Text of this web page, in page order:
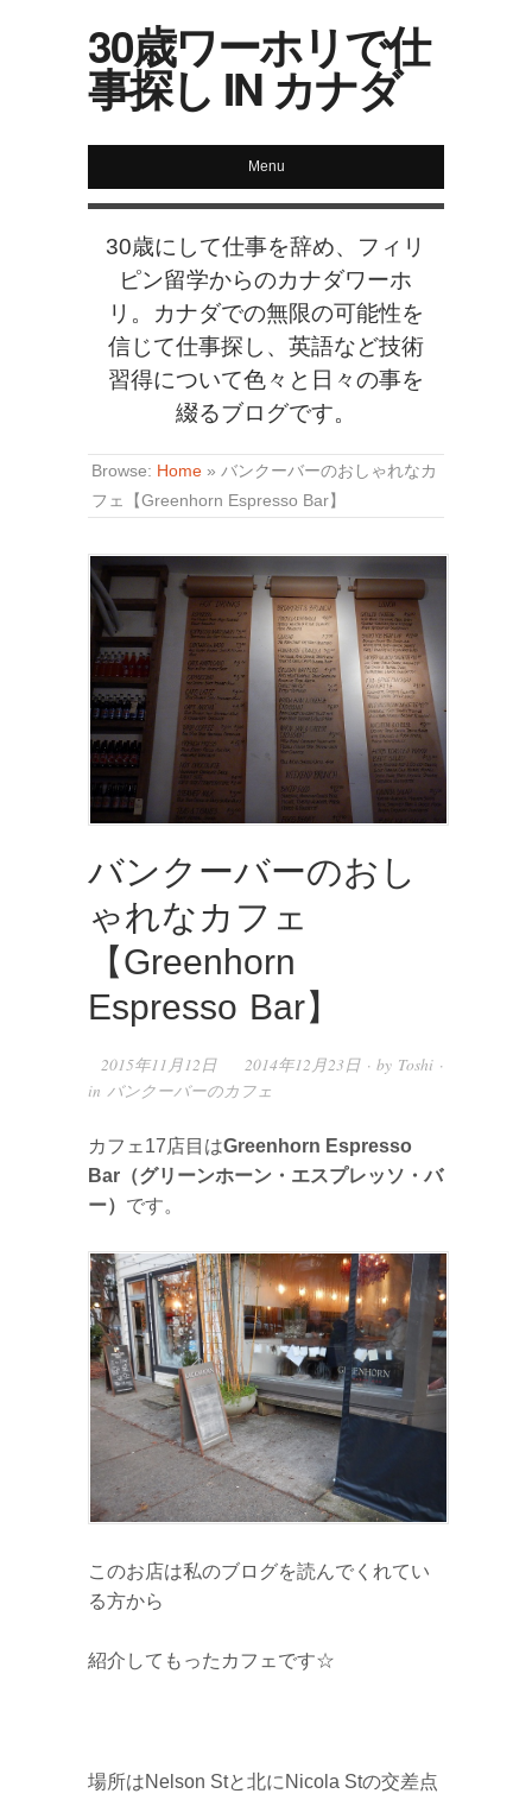
30歳ワーホリで仕
事探し IN カナダ
Menu
30歳にして仕事を辞め、フィリ
ピン留学からのカナダワーホ
リ。カナダでの無限の可能性を
信じて仕事探し、英語など技術
習得について色々と日々の事を
綴るブログです。
Browse: Home » バンクーバーのおしゃれなカ
フェ【Greenhorn Espresso Bar】
バンクーバーのおし
ゃれなカフェ
【Greenhorn
Espresso Bar】
2015年11月12日 2014年12月23日 · by Toshi ·
in バンクーバーのカフェ
カフェ17店目はGreenhorn Espresso
Bar（グリーンホーン・エスプレッソ・バ
ー） です。
このお店は私のブログを読んでくれてい
る方から
紹介してもったカフェです☆
場所はNelson Stと北にNicola Stの交差点